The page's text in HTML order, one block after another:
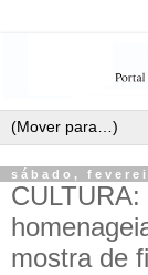
sábado,
mostra de